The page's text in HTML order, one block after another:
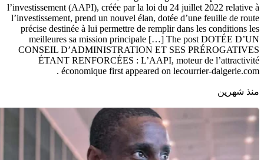
l’investissement (AAPI), créée par la loi du 24 juillet 2022 relative à
l’investissement, prend un nouvel élan, dotée d’une feuille de route
précise destinée à lui permettre de remplir dans les conditions les
meilleures sa mission principale […] The post DOTÉE D’UN
CONSEIL D’ADMINISTRATION ET SES PRÉROGATIVES
ÉTANT RENFORCÉES : L’AAPI, moteur de l’attractivité
économique first appeared on lecourrier-dalgerie.com .
منذ شهرين